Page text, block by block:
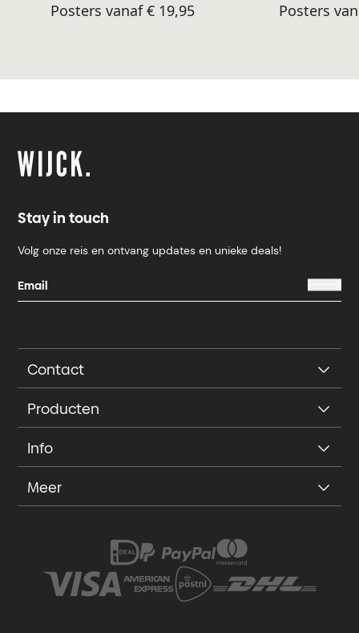
Posters vanaf € 19,95 Posters
Stay in touch
Volg onze reis en ontvang updates en unieke deals!
Contact
Producten
Info
Meer